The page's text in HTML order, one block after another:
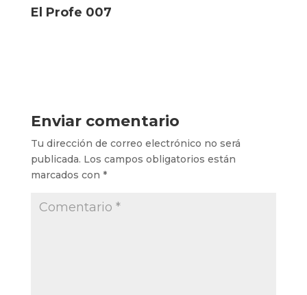
El Profe 007
Enviar comentario
Tu dirección de correo electrónico no será
publicada. Los campos obligatorios están
marcados con *